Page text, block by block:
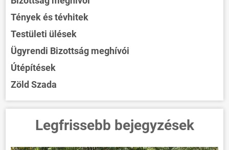
Tények és tévhitek
Testületi ülések
Ügyrendi Bizottság meghívói
Útépítések
Zöld Szada
Legfrissebb bejegyzések